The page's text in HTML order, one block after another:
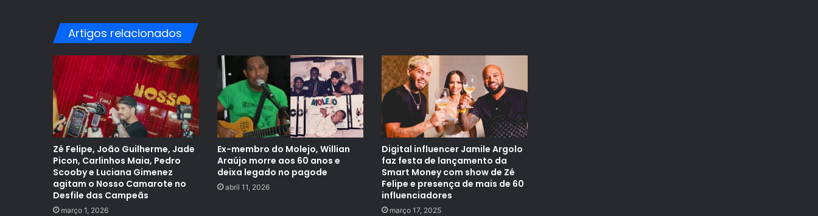
Artigos relacionados
Zé Felipe, João Guilherme, Jade
Picon, Carlinhos Maia, Pedro
Scooby e Luciana Gimenez
agitam o Nosso Camarote no
Desfile das Campeãs
março 1, 2026
Ex-membro do Molejo, Willian
Araújo morre aos 60 anos e
deixa legado no pagode
abril 11, 2026
Digital influencer Jamile Argolo
faz festa de lançamento da
Smart Money com show de Zé
Felipe e presença de mais de 60
influenciadores
março 17, 2025